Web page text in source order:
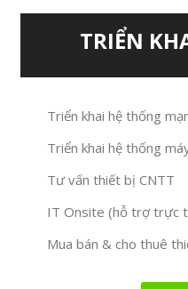
TRIỂN
Triển khai hệ thống
Triển khai hệ thống
Tư vấn thiết bị CNTT
IT Onsite (hỗ trợ trực
Mua bán & cho thuê